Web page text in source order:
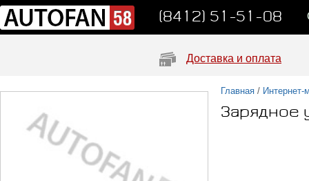
(8412) 51-51-08
Доставка и оплата
Главная / Интернет-
Зарядное